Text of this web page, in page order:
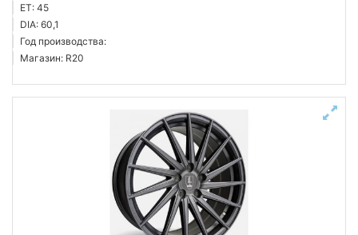
ET: 45
DIA: 60,1
Год производства:
Магазин: R20